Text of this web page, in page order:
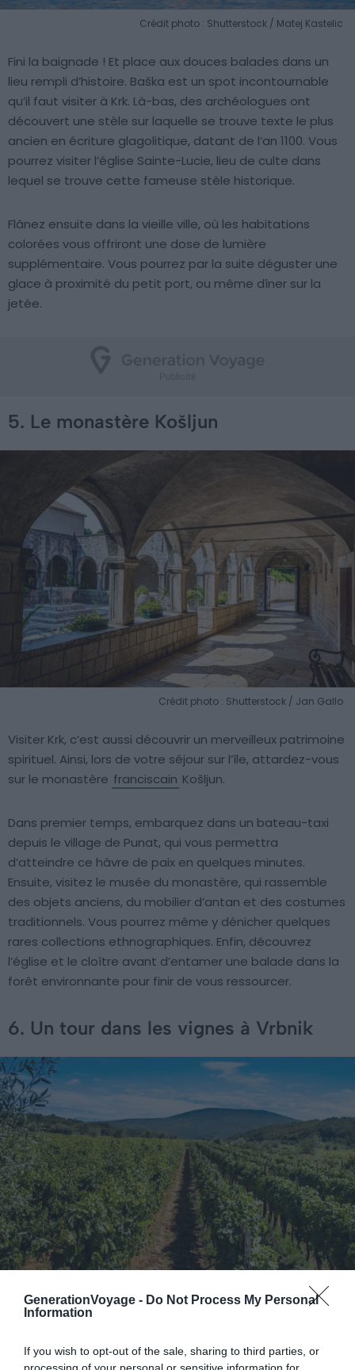
GenerationVoyage - Do Not Process My Personal
Information
If you wish to opt-out of the sale, sharing to third parties, or
Crédit photo : Shutterstock / Matej Kastelic
Fini la baignade ! Et place aux douces balades dans un
lieu rempli d’histoire. Baška est un spot incontournable
qu’il faut visiter à Krk. Là-bas, des archéologues ont
découvert une stèle sur laquelle se trouve texte le plus
ancien en écriture glagolitique, datant de l’an 1100. Vous
pourrez visiter l’église Sainte-Lucie, lieu de culte dans
lequel se trouve cette fameuse stèle historique.
Flânez ensuite dans la vieille ville, où les habitations
colorées vous offriront une dose de lumière
supplémentaire. Vous pourrez par la suite déguster une
glace à proximité du petit port, ou même dîner sur la
jetée.
5. Le monastère Košljun
Crédit photo : Shutterstock / Jan Gallo
Visiter Krk, c’est aussi découvrir un merveilleux patrimoine
spirituel. Ainsi, lors de votre séjour sur l’île, attardez-vous
sur le monastère franciscain Košljun.
Dans premier temps, embarquez dans un bateau-taxi
depuis le village de Punat, qui vous permettra
d’atteindre ce hâvre de paix en quelques minutes.
Ensuite, visitez le musée du monastère, qui rassemble
des objets anciens, du mobilier d’antan et des costumes
traditionnels. Vous pourrez même y dénicher quelques
rares collections ethnographiques. Enfin, découvrez
l’église et le cloître avant d’entamer une balade dans la
forêt environnante pour finir de vous ressourcer.
6. Un tour dans les vignes à Vrbnik
Crédit photo : Shutterstock / Ilija Ascic
Ce village traditionnel est situé sur la côte est de l’île. Les
passionnés de viticulture pourront s’y rendre pour se